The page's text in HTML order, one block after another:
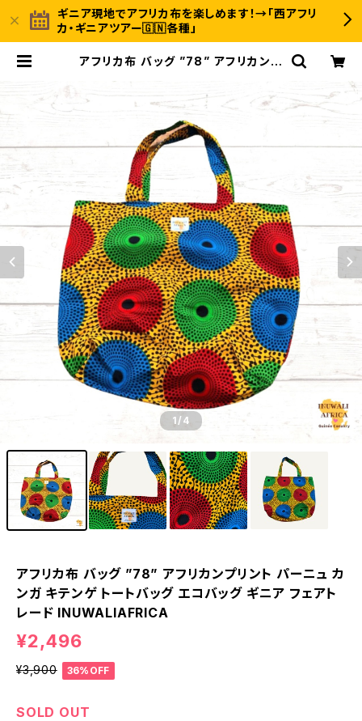
ギニア現地でアフリカ布を楽しめます！→「西アフリ
カ・ギニアツアー🇬🇳各種」
アフリカ布 バッグ ”78” アフリカンプ
レード INUWALIAFRICA | 〈INUW
ALI AFRICA イヌワリアフリカ〉ギニ
ア発のアフリカ布ファッション＆ジャン
ベのオンラインストア
1 /4
アフリカ布 バッグ ”78” アフリカンプリント パーニュ カ
ンガ キテンゲ トートバッグ エコバッグ ギニア フェアト
レード INUWALIAFRICA
¥2,496
¥3,900 36%OFF
SOLD OUT